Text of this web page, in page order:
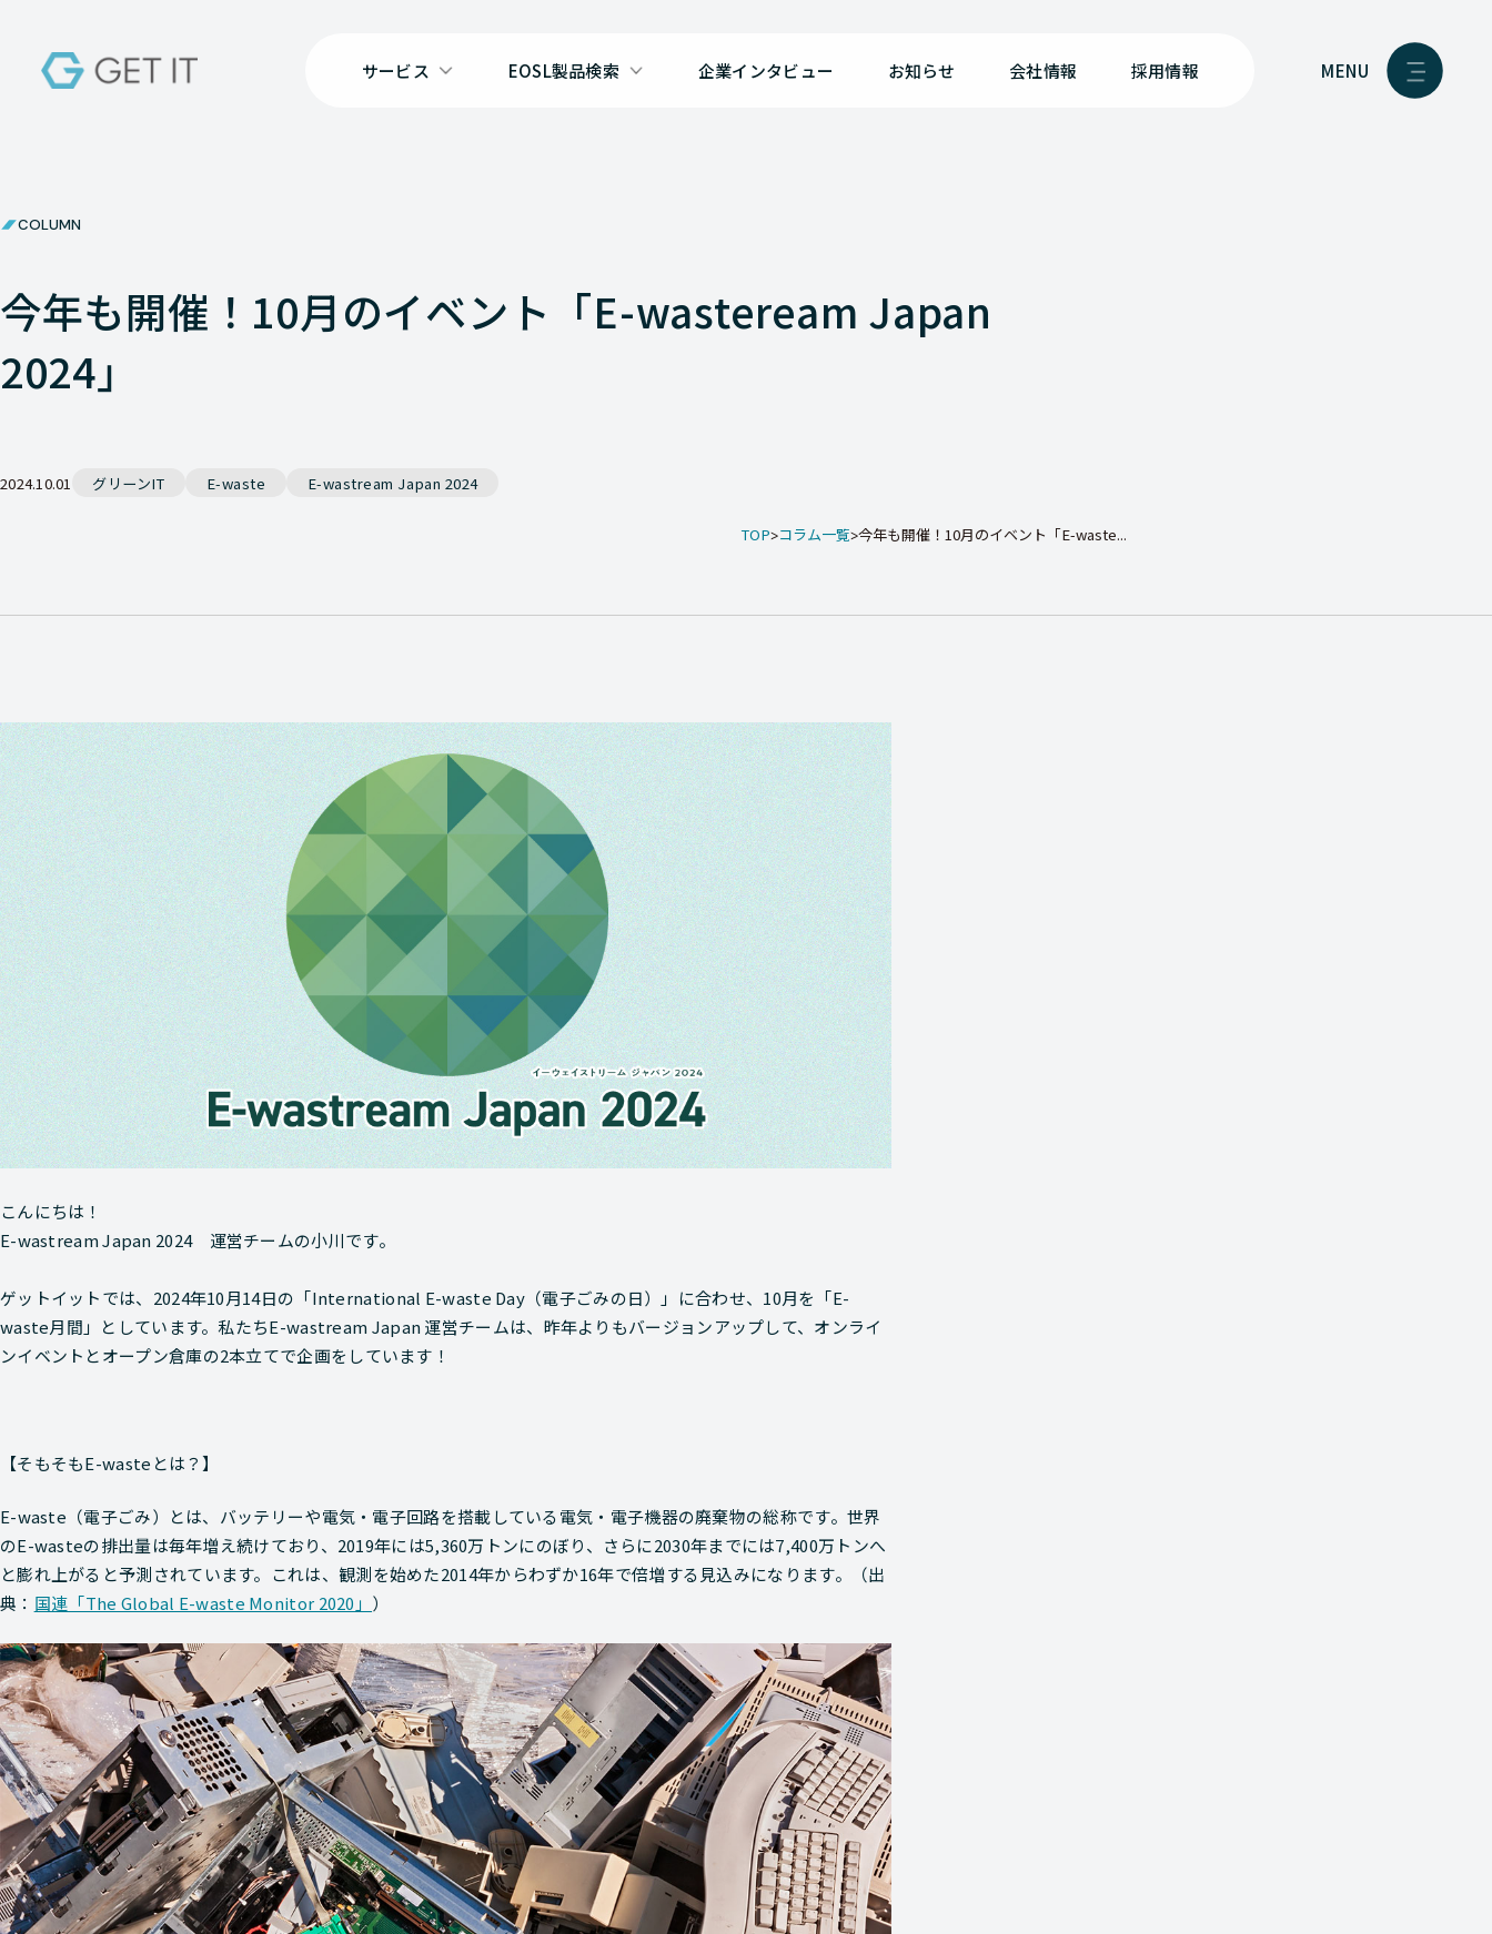
サービス EOSL製品検索 企業インタビュー お知らせ 会社情報 採用情報 MENU
COLUMN
今年も開催！10月のイベント「E-wasteream Japan
2024」
2024.10.01 グリーンIT E-waste E-wastream Japan 2024
TOP コラム一覧 今年も開催！10月のイベント「E-waste...
こんにちは！
E-wastream Japan 2024 運営チームの小川です。
ゲットイットでは、2024年10月14日の「International E-waste Day（電子ごみの日）」に合わせ、10月を「E-
waste月間」としています。私たちE-wastream Japan 運営チームは、昨年よりもバージョンアップして、オンライ
ンイベントとオープン倉庫の2本立てで企画をしています！
【そもそもE-wasteとは？】
E-waste（電子ごみ）とは、バッテリーや電気・電子回路を搭載している電気・電子機器の廃棄物の総称です。世界
のE-wasteの排出量は毎年増え続けており、2019年には5,360万トンにのぼり、さらに2030年までには7,400万トンへ
と膨れ上がると予測されています。これは、観測を始めた2014年からわずか16年で倍増する見込みになります。（出
典： 国連「The Global E-waste Monitor 2020」 ）